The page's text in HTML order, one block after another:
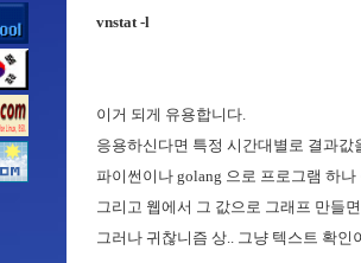
vnstat -l
이거 되게 유용합니다.
응용하신다면 특정 시간대별로 결과
파이썬이나 golang 으로 프로그램 하나
그리고 웹에서 그 값으로 그래프 만들
그러나 귀찮니즘 상.. 그냥 텍스트 확인